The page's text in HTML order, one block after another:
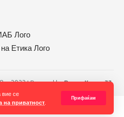
вие се
на приватност
Прифаќам
– 2023 I Powered byРадио Канал 77